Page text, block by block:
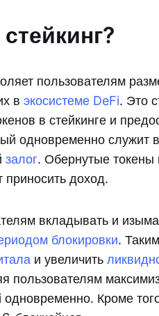
пользователям
в экосистеме DeFi. Это
в стейкинге и
одновременно служит
залог. Обернутые токены
приносить доход.
вкладывать и
блокировки.
и увеличить
пользователям
одновременно. Кроме